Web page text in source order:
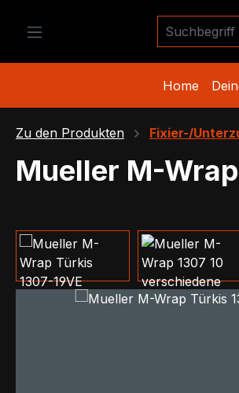
Zur Hauptnavigation springen
Home
Zu den Produkten Fixier-/
Mueller M-Wrap
Bildergalerie überspringen